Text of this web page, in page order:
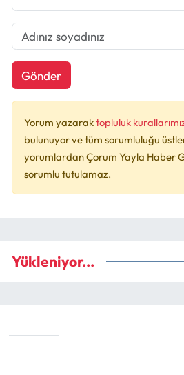
Gönder
Yorum yazaraktopluluk
bulunuyor ve tüm sorumluluğu
yorumlardan Çorum Yayla Haber
sorumlu tutulamaz.
Yükleniyor...